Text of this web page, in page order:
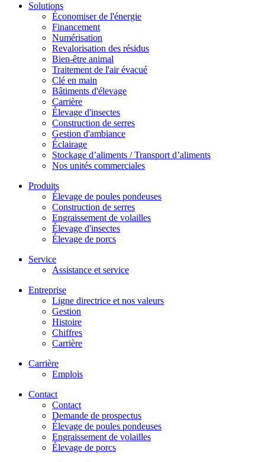
Solutions
Économiser de l'énergie
Financement
Numérisation
Revalorisation des résidus
Bien-être animal
Traitement de l'air évacué
Clé en main
Bâtiments d'élevage
Carrière
Élevage d'insectes
Construction de serres
Gestion d'ambiance
Éclairage
Stockage d’aliments / Transport d’aliments
Nos unités commerciales
Produits
Élevage de poules pondeuses
Construction de serres
Engraissement de volailles
Élevage d'insectes
Élevage de porcs
Service
Assistance et service
Entreprise
Ligne directrice et nos valeurs
Gestion
Histoire
Chiffres
Carrière
Carrière
Emplois
Contact
Contact
Demande de prospectus
Élevage de poules pondeuses
Engraissement de volailles
Élevage de porcs